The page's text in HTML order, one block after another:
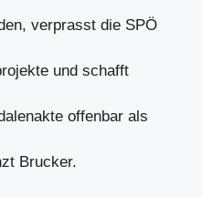
verprasst die SPÖ
und schafft
offenbar als
Brucker.